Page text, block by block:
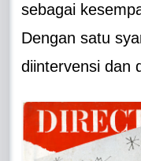
sebagai
Dengan satu
diintervensi dan